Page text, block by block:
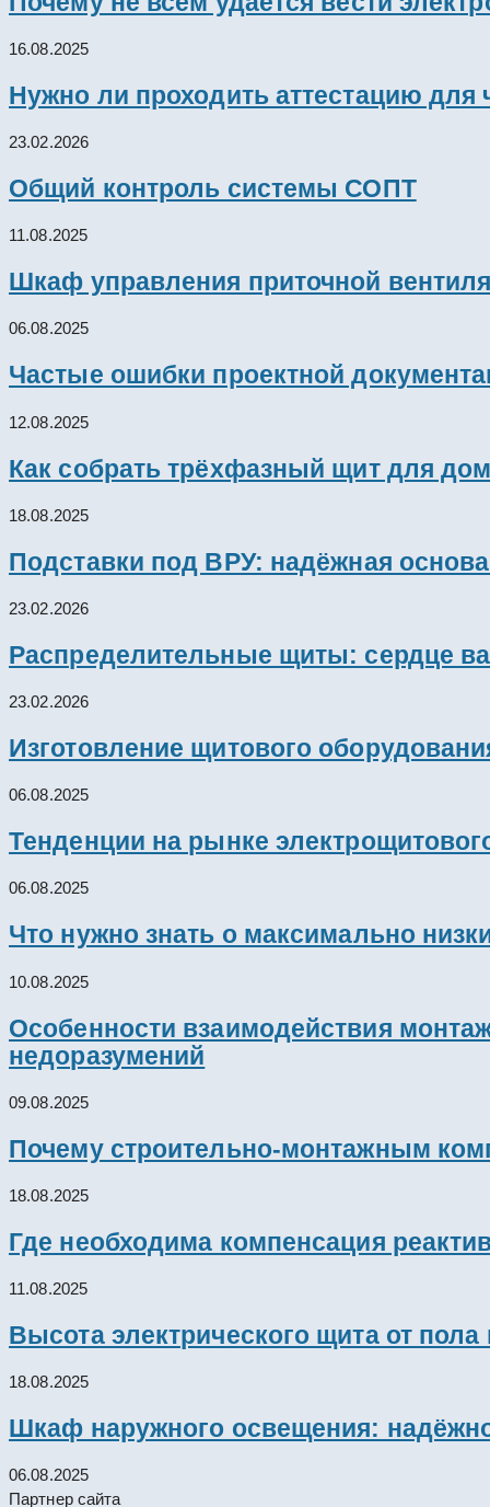
16.08.2025
Нужно ли проходить аттестацию для
23.02.2026
Общий контроль системы СОПТ
11.08.2025
Шкаф управления приточной
06.08.2025
Частые ошибки проектной
12.08.2025
Как собрать трёхфазный щит для
18.08.2025
Подставки под ВРУ: надёжная
23.02.2026
Распределительные щиты: сердце
23.02.2026
Изготовление щитового
06.08.2025
Тенденции на рынке
06.08.2025
Что нужно знать о максимально
10.08.2025
Особенности взаимодействия
недоразумений
09.08.2025
Почему строительно-монтажным
18.08.2025
Где необходима компенсация
11.08.2025
Высота электрического щита от
18.08.2025
Шкаф наружного освещения:
06.08.2025
Партнер сайта